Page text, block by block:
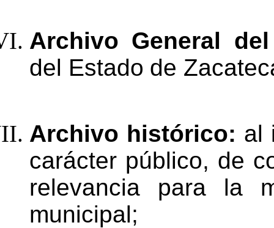
Archivo General
del
del Estado de
Archivo histórico: al
carácter público, de
relevancia
para la
municipal;